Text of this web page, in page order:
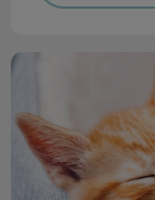
Februari - Maand